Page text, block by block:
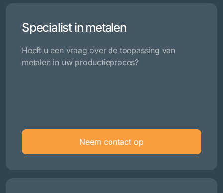
Specialist in metalen
Heeft u een vraag over de toepassing van
metalen in uw productieproces?
Neem contact op